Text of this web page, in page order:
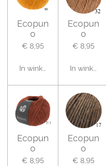
Ecopun
o
€ 8,95
In winkelwagen
Ecopun
o
€ 8,95
In
Ecopun
o
€ 8,95
Ecopun
o
€ 8,95